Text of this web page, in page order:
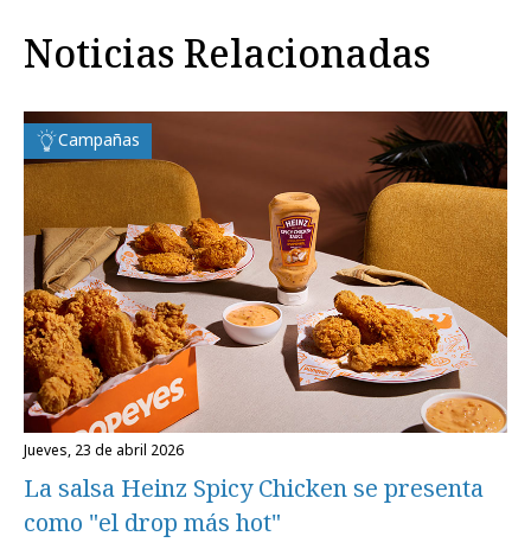
Noticias Relacionadas
Campañas
jueves, 23 de abril 2026
La salsa Heinz Spicy Chicken se presenta
como "el drop más hot"